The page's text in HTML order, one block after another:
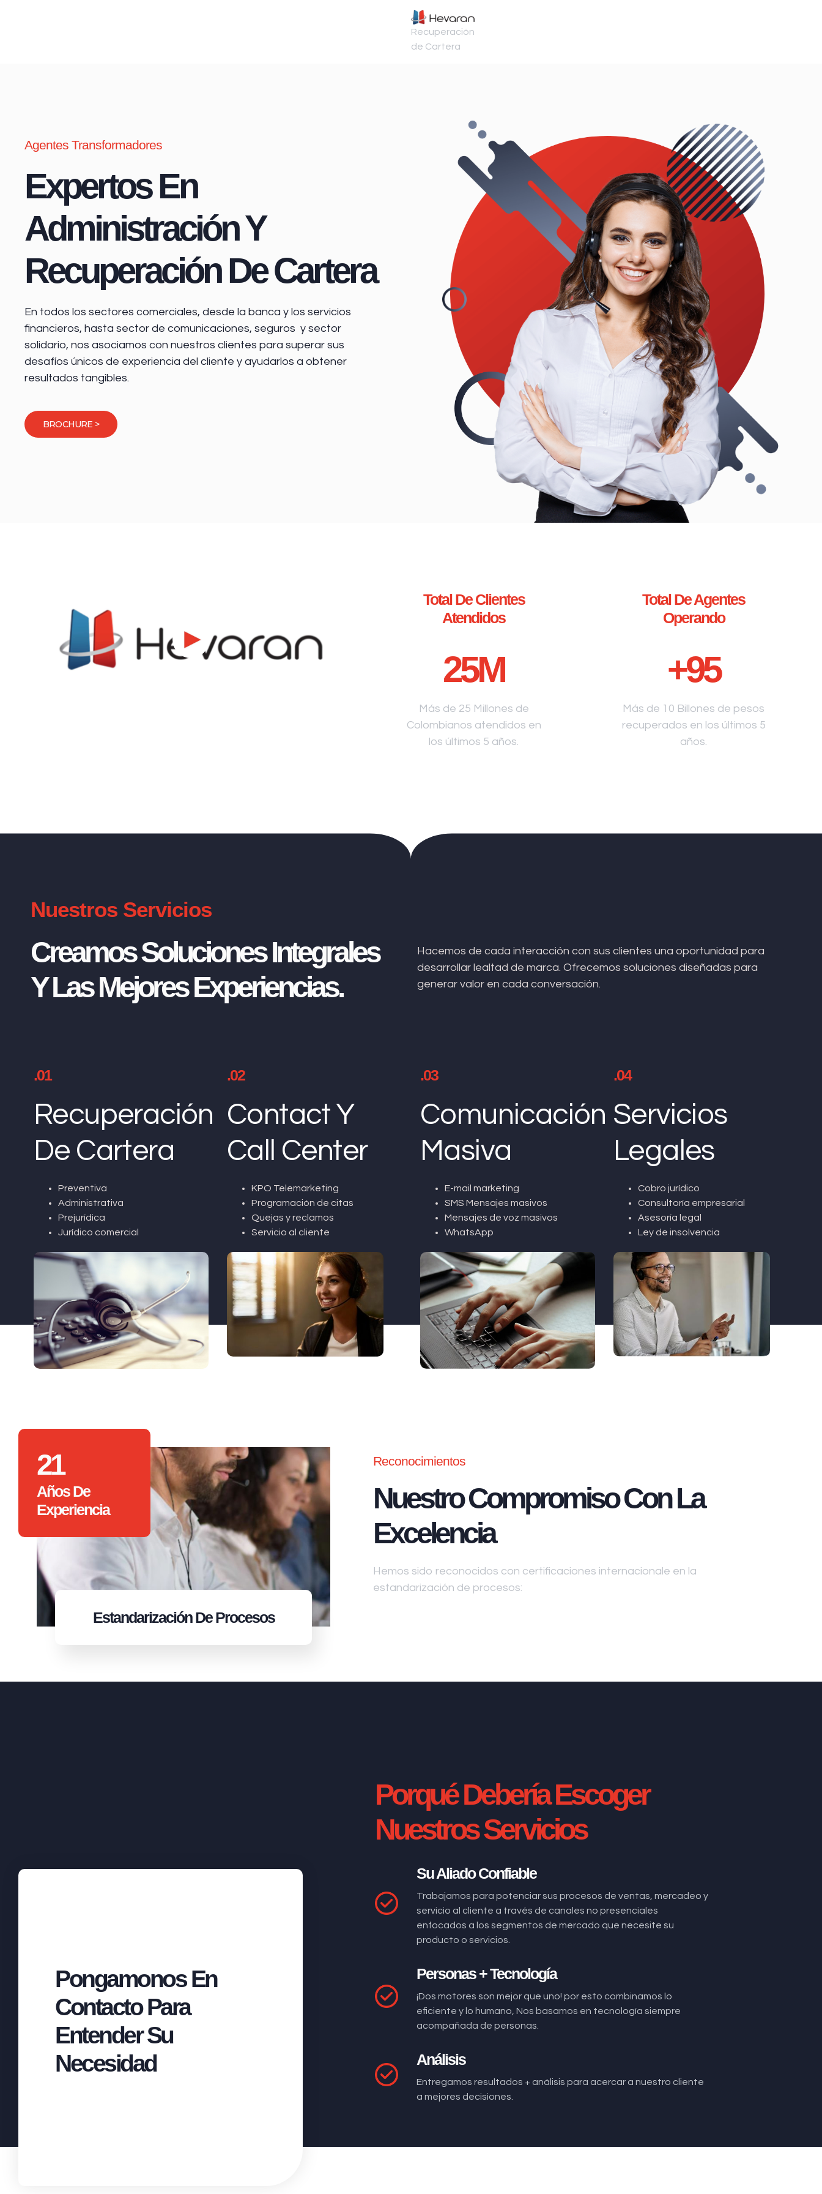
Recuperación
de Cartera
Agentes Transformadores
Expertos En
Administración Y
Recuperación De Cartera
En todos los sectores comerciales, desde la banca y los servicios
financieros, hasta sector de comunicaciones, seguros y sector
solidario, nos asociamos con nuestros clientes para superar sus
desafíos únicos de experiencia del cliente y ayudarlos a obtener
resultados tangibles.
BROCHURE >
Total De Clientes
Atendidos
25M
Más de 25 Millones de
Colombianos atendidos en
los últimos 5 años.
Total De Agentes
Operando
+95
Más de 10 Billones de pesos
recuperados en los últimos 5
años.
Nuestros Servicios
Creamos Soluciones Integrales
Y Las Mejores Experiencias.
Hacemos de cada interacción con sus clientes una oportunidad para
desarrollar lealtad de marca. Ofrecemos soluciones diseñadas para
generar valor en cada conversación.
.01
Recuperación
De Cartera
Preventiva
Administrativa
Prejurídica
Jurídico comercial
.02
Contact Y
Call Center
KPO Telemarketing
Programación de citas
Quejas y reclamos
Servicio al cliente
.03
Comunicación
Masiva
E-mail marketing
SMS Mensajes masivos
Mensajes de voz masivos
WhatsApp
.04
Servicios
Legales
Cobro jurídico
Consultoría empresarial
Asesoría legal
Ley de insolvencia
21
Años De
Experiencia
EstandarizaciónDe Procesos
Reconocimientos
Nuestro Compromiso Con La
Excelencia
Hemos sido reconocidos con certificaciones internacionale en la
estandarización de procesos:
Pongamonos En
Contacto Para
Entender Su
Necesidad
Porqué Debería Escoger
Nuestros Servicios
Su Aliado Confiable
Trabajamos para potenciar sus procesos de ventas, mercadeo y
servicio al cliente a través de canales no presenciales
enfocados a los segmentos de mercado que necesite su
producto o servicios.
Personas + Tecnología
¡Dos motores son mejor que uno! por esto combinamos lo
eficiente y lo humano, Nos basamos en tecnología siempre
acompañada de personas.
Análisis
Entregamos resultados + análisis para acercar a nuestro cliente
a mejores decisiones.